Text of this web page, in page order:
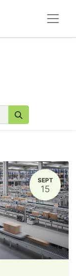
SEPT
15